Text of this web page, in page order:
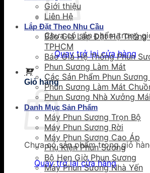
Chưa có sản phẩm trong
Quay trở lại cửa hàng
Giỏ hàng
Chưa có sản phẩm trong giỏ
Quay trở lại cửa hàng
Giới thiệu
Liên Hệ
Lắp Đặt Theo Nhu Cầu
Báo Giá Lắp Đặt Hệ Thống
TPHCM
Báo Giá Hệ Thống Phun
Phun Sương Làm Mát
Các Sản Phẩm Phun
Phun Sương Làm Mát
Phun Sương Nhà Xưởng
Danh Mục Sản Phẩm
Máy Phun Sương Trọn Bộ
Máy Phun Sương Rời
Máy Phun Sương Cao Áp
Phụ Kiện Phun Sương
Bộ Hẹn Giờ Phun Sương
Máy Phun Sương Nhà Yến